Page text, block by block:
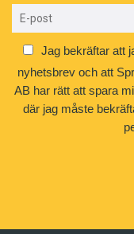
Jag bekräftar att
nyhetsbrev och att
AB har rätt att spara
där jag måste